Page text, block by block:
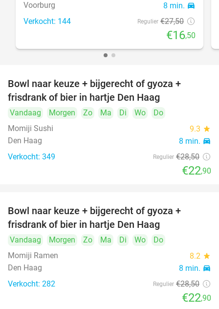
Voorburg 8 min. directions_car
Verkocht: 144 Regulier €27,50
€16,50
Bowl naar keuze + bijgerecht of gyoza +
frisdrank of bier in hartje Den Haag
Vandaag Morgen Zo Ma Di Wo
Do
Momiji Sushi
9.3 star
Den Haag 8 min. directions_car
Verkocht: 349 Regulier €28,50
€22,90
Bowl naar keuze + bijgerecht of gyoza +
frisdrank of bier in hartje Den Haag
Vandaag Morgen Zo Ma Di Wo
Do
Momiji Ramen
8.2 star
Den Haag 8 min. directions_car
Verkocht: 282 Regulier €28,50
€22,90